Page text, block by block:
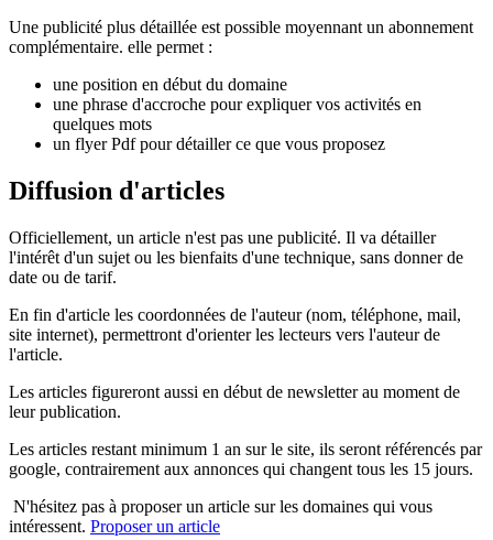
Une publicité plus détaillée est possible moyennant un abonnement
complémentaire. elle permet :
une position en début du domaine
une phrase d'accroche pour expliquer vos activités en
quelques mots
un flyer Pdf pour détailler ce que vous proposez
Diffusion d'articles
Officiellement, un article n'est pas une publicité. Il va détailler
l'intérêt d'un sujet ou les bienfaits d'une technique, sans donner de
date ou de tarif.
En fin d'article les coordonnées de l'auteur (nom, téléphone, mail,
site internet), permettront d'orienter les lecteurs vers l'auteur de
l'article.
Les articles figureront aussi en début de newsletter au moment de
leur publication.
Les articles restant minimum 1 an sur le site, ils seront référencés par
google, contrairement aux annonces qui changent tous les 15 jours.
N'hésitez pas à proposer un article sur les domaines qui vous
intéressent. Proposer un article